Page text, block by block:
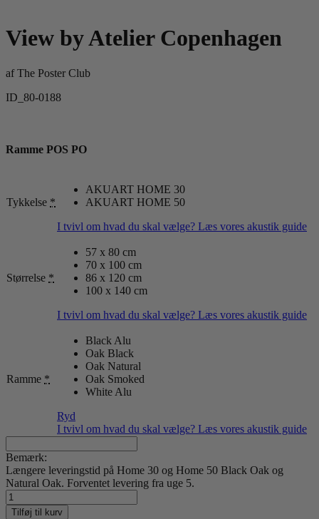
View by Atelier Copenhagen
afThe Poster Club
ID_80-0188
Ramme POS PO
Tykkelse *
AKUART HOME 30
AKUART HOME 50
I tvivl om hvad du skal vælge? Læs vores akustik guide
Størrelse *
57 x 80 cm
70 x 100 cm
86 x 120 cm
100 x 140 cm
I tvivl om hvad du skal vælge? Læs vores akustik guide
Ramme *
Black Alu
Oak Black
Oak Natural
Oak Smoked
White Alu
Ryd
I tvivl om hvad du skal vælge? Læs vores akustik guide
Bemærk:
Længere leveringstid på Home 30 og Home 50 Black Oak og
Natural Oak. Forventet levering fra uge 5.
View
byTilføj til kurv